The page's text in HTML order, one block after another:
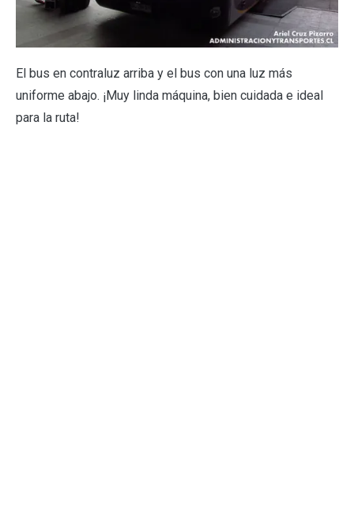
El bus en contraluz arriba y el bus con una luz más
uniforme abajo. ¡Muy linda máquina, bien cuidada e ideal
para la ruta!